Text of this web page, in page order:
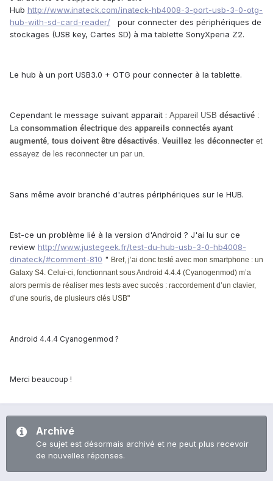
Hub http://www.inateck.com/inateck-hb4008-3-port-usb-3-0-otg-
hub-with-sd-card-reader/ pour connecter des périphériques de
stockages (USB key, Cartes SD) à ma tablette SonyXperia Z2.
Le hub à un port USB3.0 + OTG pour connecter à la tablette.
Cependant le message suivant apparait : Appareil USB désactivé :
La consommation électrique des appareils connectés ayant
augmenté, tous doivent être désactivés. Veuillez les déconnecter et
essayez de les reconnecter un par un.
Sans même avoir branché d'autres périphériques sur le HUB.
Est-ce un problème lié à la version d'Android ? J'ai lu sur ce
review http://www.justegeek.fr/test-du-hub-usb-3-0-hb4008-
dinateck/#comment-810 " Bref, j’ai donc testé avec mon smartphone : un
Galaxy S4. Celui-ci, fonctionnant sous Android 4.4.4 (Cyanogenmod) m’a
alors permis de réaliser mes tests avec succès : raccordement d’un clavier,
d’une souris, de plusieurs clés USB"
Android 4.4.4 Cyanogenmod ?
Merci beaucoup !
Archivé
Ce sujet est désormais archivé et ne peut plus recevoir
de nouvelles réponses.